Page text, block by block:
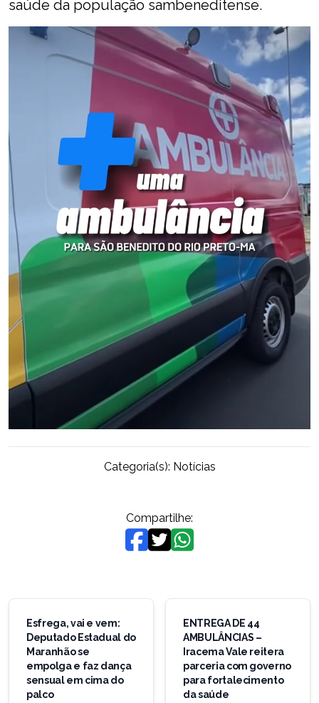
saúde da população sambeneditense.
Categoria(s): Notícias
Compartilhe:
Navegação
Post
Esfrega, vai e vem:
Deputado Estadual do
Maranhão se
empolga e faz dança
sensual em cima do
palco
ENTREGA DE 44
AMBULÂNCIAS –
Iracema Vale reitera
parceria com governo
para fortalecimento
da saúde